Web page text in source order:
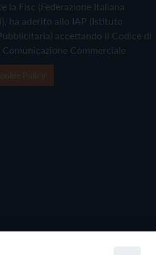
la Fisc (Federazione Italiana
ha aderito allo IAP (Istituto
accettando il Codice di
Commerciale